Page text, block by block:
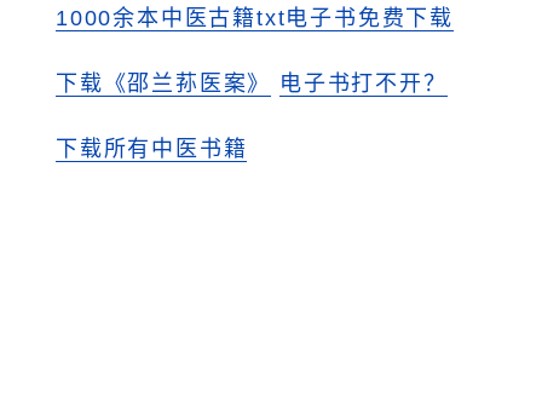
1000余本中医古籍txt电子书免费下载
下载《邵兰荪医案》 电子书打不开？
下载所有中医书籍